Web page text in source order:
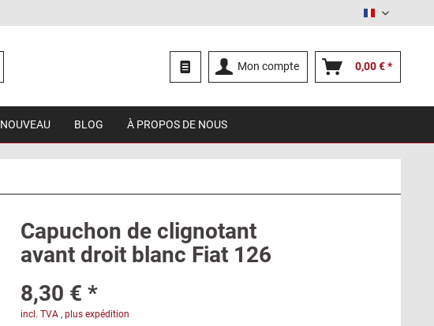
Français
Mon compte 0,00 € *
NOUVEAU BLOG À PROPOS DE NOUS
Capuchon de clignotant
avant droit blanc Fiat 126
8,30 € *
incl. TVA, plus expédition